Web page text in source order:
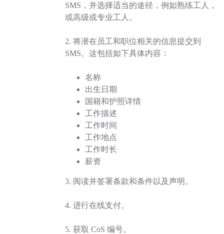
SMS，并选择适当的途径，例如熟练工人，
或高级或专业工人。
2. 将潜在员工和职位相关的信息提交到
SMS。这包括如下具体内容：
名称
出生日期
国籍和护照详情
工作描述
工作时间
工作地点
工作时长
薪资
3. 阅读并签署条款和条件以及声明。
4. 进行在线支付。
5. 获取 CoS 编号。